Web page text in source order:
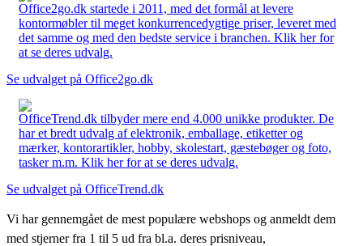
Office2go.dk startede i 2011, med det formål at levere
kontormøbler til meget konkurrencedygtige priser, leveret med
det samme og med den bedste service i branchen. Klik her for
at se deres udvalg.
Se udvalget på Office2go.dk
OfficeTrend.dk tilbyder mere end 4.000 unikke produkter. De
har et bredt udvalg af elektronik, emballage, etiketter og
mærker, kontorartikler, hobby, skolestart, gæstebøger og foto,
tasker m.m. Klik her for at se deres udvalg.
Se udvalget på OfficeTrend.dk
Vi har gennemgået de mest populære webshops og anmeldt dem
med stjerner fra 1 til 5 ud fra bl.a. deres prisniveau,